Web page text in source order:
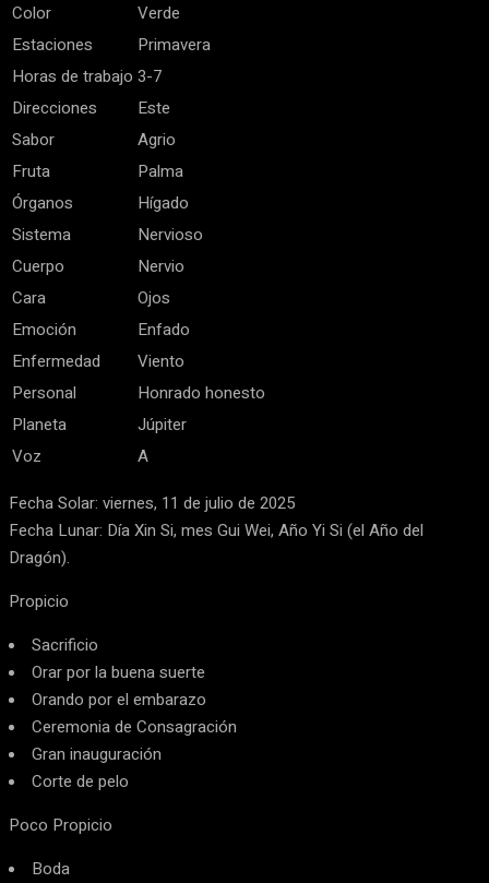
Color
Verde
Estaciones
Primavera
Horas de trabajo 3-7
Direcciones
Este
Sabor
Agrio
Fruta
Palma
Órganos
Hígado
Sistema
Nervioso
Cuerpo
Nervio
Cara
Ojos
Emoción
Enfado
Enfermedad
Viento
Personal
Honrado honesto
Planeta
Júpiter
Voz
A
Fecha Solar: viernes, 11 de julio de 2025
Fecha Lunar: Día Xin Si, mes Gui Wei, Año Yi Si (el Año del
Dragón).
Propicio
Sacrificio
Orar por la buena suerte
Orando por el embarazo
Ceremonia de Consagración
Gran inauguración
Corte de pelo
Poco Propicio
Boda